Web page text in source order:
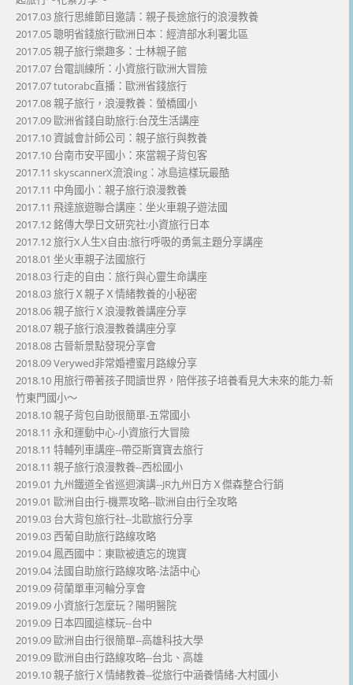
2017.03 旅行思維節目邀請：親子長途旅行的浪漫教養
2017.05 聰明省錢旅行歐洲日本：經濟部水利署北區
2017.05 親子旅行樂趣多：士林親子館
2017.07 台電訓練所：小資旅行歐洲大冒險
2017.07 tutorabc直播：歐洲省錢旅行
2017.08 親子旅行，浪漫教養：螢橋國小
2017.09 歐洲省錢自助旅行:台茂生活講座
2017.10 資誠會計師公司：親子旅行與教養
2017.10 台南市安平國小：來當親子背包客
2017.11 skyscannerX流浪ing：冰島這樣玩最酷
2017.11 中角國小：親子旅行浪漫教養
2017.11 飛達旅遊聯合講座：坐火車親子遊法國
2017.12 銘傳大學日文研究社:小資旅行日本
2017.12 旅行X人生X自由:旅行呼吸的勇氣主題分享講座
2018.01 坐火車親子法國旅行
2018.03 行走的自由：旅行與心靈生命講座
2018.03 旅行Ｘ親子Ｘ情緒教養的小秘密
2018.06 親子旅行Ｘ浪漫教養講座分享
2018.07 親子旅行浪漫教養講座分享
2018.08 古晉新景點發現分享會
2018.09 Verywed非常婚禮蜜月路線分享
2018.10 用旅行帶著孩子閱讀世界，陪伴孩子培養看見大未來的能力-新
竹東門國小～
2018.10 親子背包自助很簡單-五常國小
2018.11 永和運動中心-小資旅行大冒險
2018.11 特輔列車講座--帶亞斯寶寶去旅行
2018.11 親子旅行浪漫教養--西松國小
2019.01 九州鐵道全省巡迴演講--JR九州日方Ｘ傑森整合行銷
2019.01 歐洲自由行-機票攻略--歐洲自由行全攻略
2019.03 台大背包旅行社--北歐旅行分享
2019.03 西葡自助旅行路線攻略
2019.04 鳳西國中：東歐被遺忘的瑰寶
2019.04 法國自助旅行路線攻略-法語中心
2019.09 荷蘭單車河輪分享會
2019.09 小資旅行怎麼玩？陽明醫院
2019.09 日本四國這樣玩--台中
2019.09 歐洲自由行很簡單--高雄科技大學
2019.09 歐洲自由行路線攻略--台北、高雄
2019.10 親子旅行Ｘ情緒教養--從旅行中涵養情緒-大村國小